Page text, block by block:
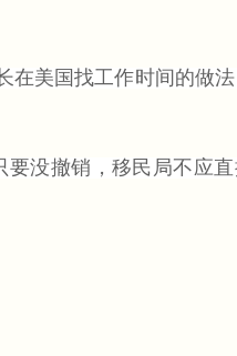
在美国找工作时间的做法
没撤销，移民局不应直